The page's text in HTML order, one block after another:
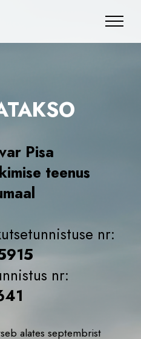
Pisa
teenus
nr:
nr:
alates septembrist